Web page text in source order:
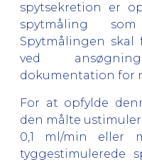
spytsekretion er
spytmåling
Spytmålingen skal
ved
dokumentation for
For at opfylde
den målte
0,1 ml/min eller
tyggestimulerede